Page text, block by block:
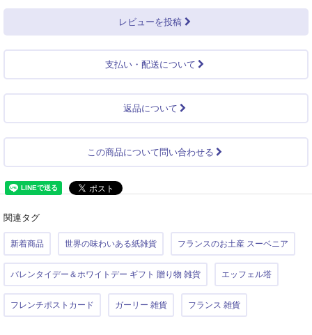
レビューを投稿
支払い・配送について
返品について
この商品について問い合わせる
関連タグ
新着商品 世界の味わいある紙雑貨 フランスのお土産 スーベニア
バレンタイデー＆ホワイトデー ギフト 贈り物 雑貨 エッフェル塔
フレンチポストカード ガーリー 雑貨 フランス 雑貨